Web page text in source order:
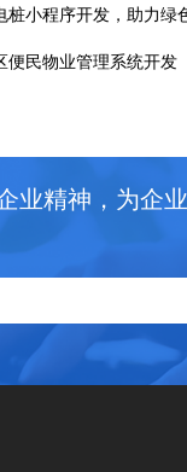
桩小程序开发，助力绿
便民物业管理系统开发
业精神，为企